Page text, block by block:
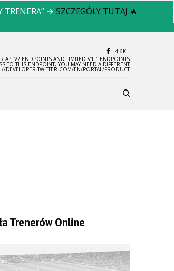
TRENERA” → SZCZEGÓŁY TUTAJ 🔥
4.6K
API V2 ENDPOINTS AND LIMITED V1.1 ENDPOINTS
TO THIS ENDPOINT, YOU MAY NEED A DIFFERENT
DEVELOPER.TWITTER.COM/EN/PORTAL/PRODUCT
Trenerów Online